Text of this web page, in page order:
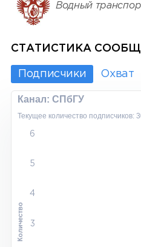
Водный
СТАТИСТИКА
Подписчики Охват
Канал: СПбГУ
Текущее количество подписчиков:
6
5
4
3
Количество